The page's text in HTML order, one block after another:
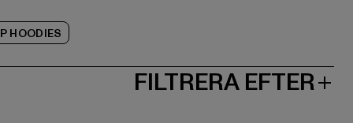
HOODIES
FILTRERA EFTER